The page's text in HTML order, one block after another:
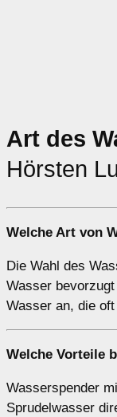
Art des
Hörsten
Welche Art von
Die Wahl des
Wasser
Wasser an, die
Welche Vorteile
Wasserspender
Sprudelwasser